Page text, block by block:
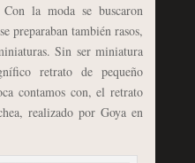
Con la moda se buscaron
preparaban también rasos,
Sin ser miniatura
retrato de pequeño
contamos con, el retrato
realizado por Goya en